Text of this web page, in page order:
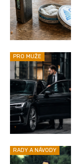
PRO MUŽE
RADY A NÁVODY